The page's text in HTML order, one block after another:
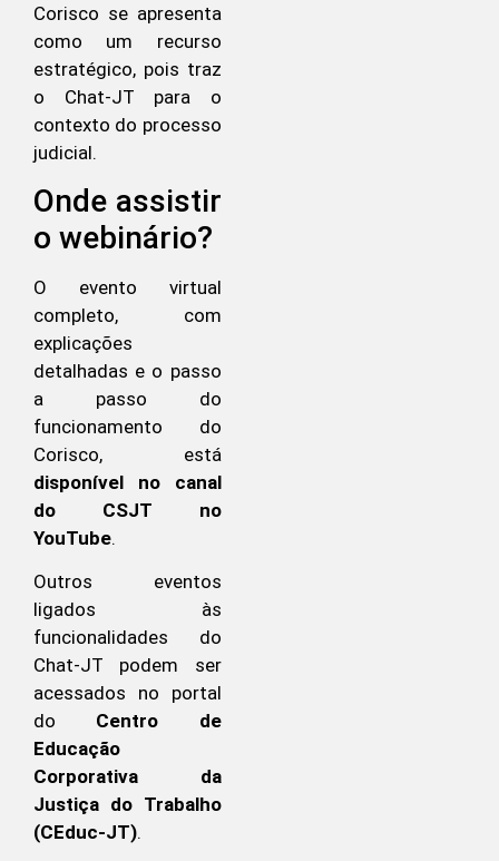
Corisco se apresenta
como um recurso
estratégico, pois traz
o Chat-JT para o
contexto do processo
judicial.
Onde assistir
o webinário?
O evento virtual
completo, com
explicações
detalhadas e o passo
a passo do
funcionamento do
Corisco, está
disponível no canal
do CSJT no
YouTube.
Outros eventos
ligados às
funcionalidades do
Chat-JT podem ser
acessados no portal
do Centro de
Educação
Corporativa da
Justiça do Trabalho
(CEduc-JT).